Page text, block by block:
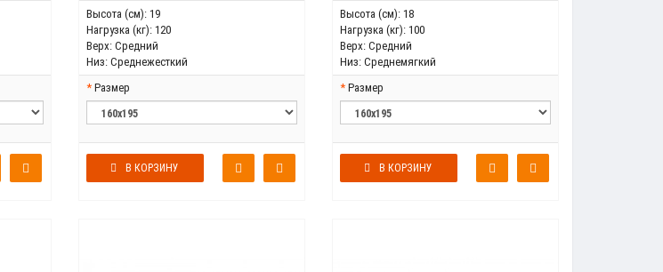
Высота (см): 19
Нагрузка (кг): 120
Верх: Средний
Низ: Среднежесткий
Размер
В КОРЗИНУ
Высота (см): 18
Нагрузка (кг): 100
Верх: Средний
Низ: Среднемягкий
Размер
В КОРЗИНУ